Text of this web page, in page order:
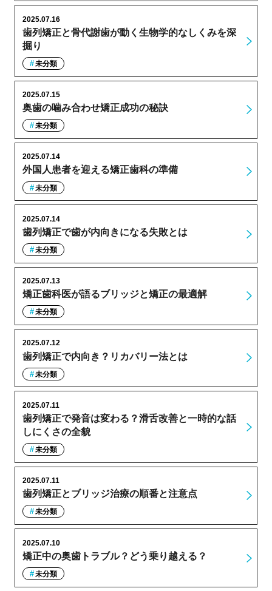
歯列矯正と骨代謝歯が動く生物学的なしくみを深
掘り
2025.07.16
未分類
奥歯の噛み合わせ矯正成功の秘訣
2025.07.15
未分類
外国人患者を迎える矯正歯科の準備
2025.07.14
未分類
歯列矯正で歯が内向きになる失敗とは
2025.07.14
未分類
矯正歯科医が語るブリッジと矯正の最適解
2025.07.13
未分類
歯列矯正で内向き？リカバリー法とは
2025.07.12
未分類
歯列矯正で発音は変わる？滑舌改善と一時的な話
しにくさの全貌
2025.07.11
未分類
歯列矯正とブリッジ治療の順番と注意点
2025.07.11
未分類
矯正中の奥歯トラブル？どう乗り越える？
2025.07.10
未分類